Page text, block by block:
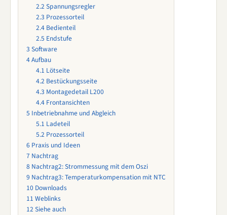
2.2 Spannungsregler
2.3 Prozessorteil
2.4 Bedienteil
2.5 Endstufe
3 Software
4Aufbau
4.1 Lötseite
4.2 Bestückungsseite
4.3 Montagedetail L200
4.4 Frontansichten
5 Inbetriebnahme und Abgleich
5.1 Ladeteil
5.2 Prozessorteil
6 Praxis und Ideen
7 Nachtrag
8 Nachtrag2: Strommessung mit dem Oszi
9 Nachtrag3: Temperaturkompensation mit NTC
10 Downloads
11 Weblinks
12 Siehe auch